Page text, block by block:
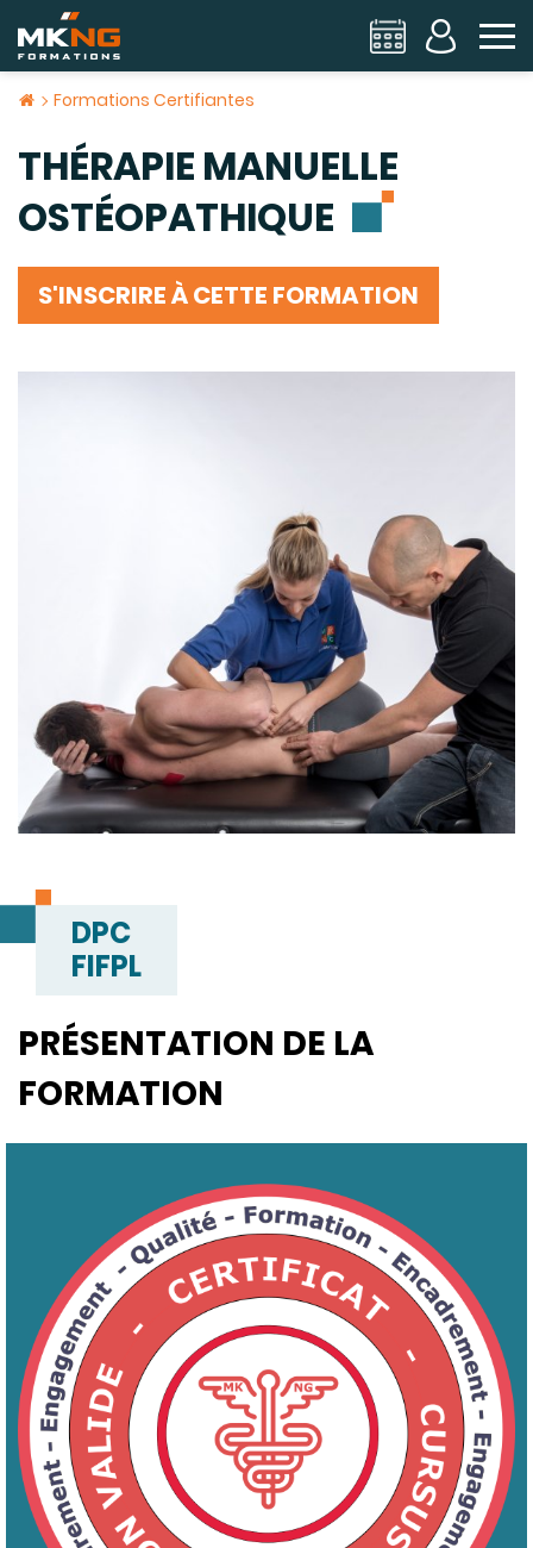
Formations Certifiantes
THÉRAPIE MANUELLE
OSTÉOPATHIQUE
S'INSCRIRE À CETTE FORMATION
DPC
FIFPL
PRÉSENTATION DE LA
FORMATION